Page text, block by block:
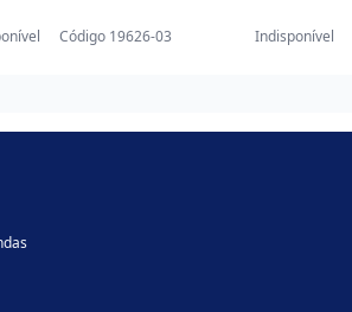
Código 19626-03 Indisponível